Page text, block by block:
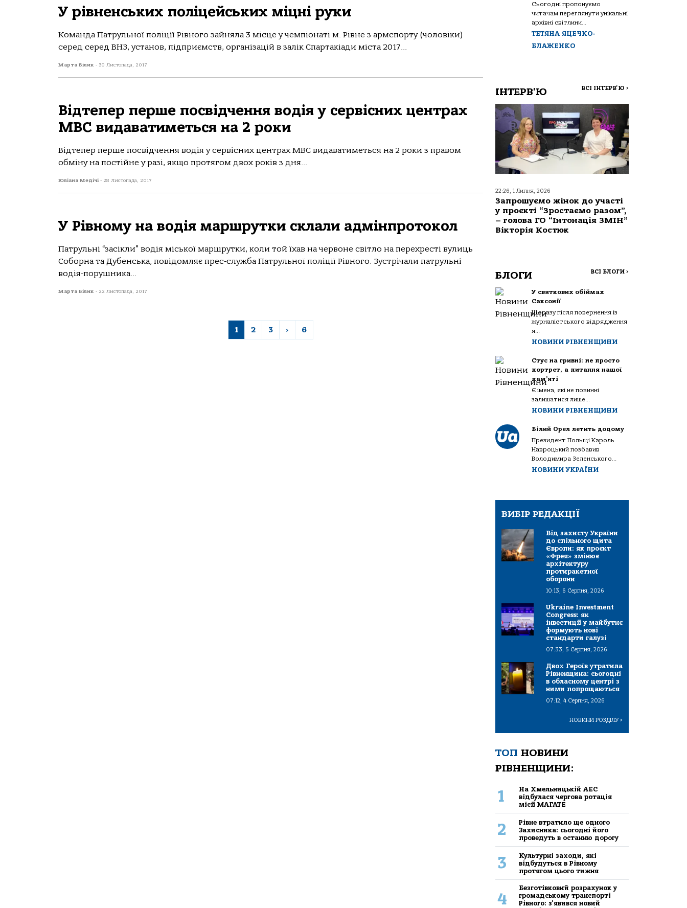
У рівненських поліцейських міцні руки
Команда Патрульної поліції Рівного зайняла 3 місце у чемпіонаті м. Рівне з армспорту (чоловіки)
серед серед ВНЗ, установ, підприємств, організацій в залік Спартакіади міста 2017...
Марта Білик - 30 Листопада, 2017
Відтепер перше посвідчення водія у сервісних центрах
МВС видаватиметься на 2 роки
Відтепер перше посвідчення водія у сервісних центрах МВС видаватиметься на 2 роки з правом
обміну на постійне у разі, якщо протягом двох років з дня...
Юліана Медічі - 28 Листопада, 2017
У Рівному на водія маршрутки склали адмінпротокол
Патрульні “засікли” водія міської маршрутки, коли той їхав на червоне світло на перехресті вулиць
Соборна та Дубенська, повідомляє прес-служба Патрульної поліції Рівного. Зустрічали патрульні
водія-порушника...
Марта Білик - 22 Листопада, 2017
1 2 3 › 6
Сьогодні пропонуємо
читачам переглянути унікальні
архівні світлини...
ТЕТЯНА ЯЦЕЧКО-
БЛАЖЕНКО
ІНТЕРВ'Ю ВСІ ІНТЕРВ'Ю >
22:26, 1 Липня, 2026
Запрошуємо жінок до участі
у проєкті “Зростаємо разом”,
– голова ГО “Інтонація ЗМІН”
Вікторія Костюк
БЛОГИ ВСІ БЛОГИ >
У святкових обіймах
Саксонії
Щоразу після повернення із
журналістського відрядження
я...
НОВИНИ РІВНЕНЩИНИ
Стус на гривні: не просто
портрет, а питання нашої
пам’яті
Є імена, які не повинні
залишатися лише...
НОВИНИ РІВНЕНЩИНИ
Білий Орел летить додому
Президент Польщі Кароль
Навроцький позбавив
Володимира Зеленського...
НОВИНИ УКРАЇНИ
ВИБІР РЕДАКЦІЇ
Від захисту України
до спільного щита
Європи: як проєкт
«Фрея» змінює
архітектуру
протиракетної
оборони
10:13, 6 Серпня, 2026
Ukraine Investment
Congress: як
інвестиції у майбутнє
формують нові
стандарти галузі
07:33, 5 Серпня, 2026
Двох Героїв утратила
Рівненщина: сьогодні
в обласному центрі з
ними попрощаються
07:12, 4 Серпня, 2026
НОВИНИ РОЗДІЛУ>
ТОП НОВИНИ
РІВНЕНЩИНИ:
1
На Хмельницькій АЕС
відбулася чергова ротація
місії МАГАТЕ
2
Рівне втратило ще одного
Захисника: сьогодні його
проведуть в останню дорогу
3
Культурні заходи, які
відбудуться в Рівному
протягом цього тижня
4
Безготівковий розрахунок у
громадському транспорті
Рівного: з'явився новий